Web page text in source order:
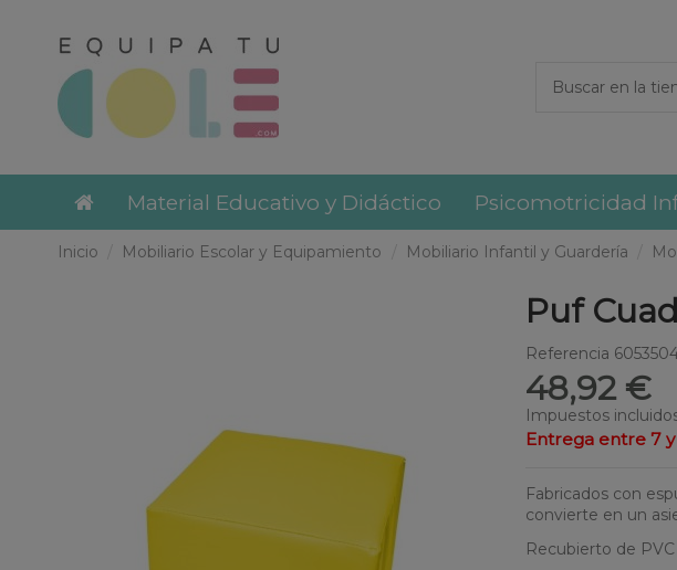
Material Educativo y Didáctico Psicomotricidad
Inicio Mobiliario Escolar y Equipamiento Mobiliario Infantil y Guardería
Puf
Referencia
48,92 €
Impuestos
Entrega entre 7 y
Fabricados con
convierte en un
Recubierto de